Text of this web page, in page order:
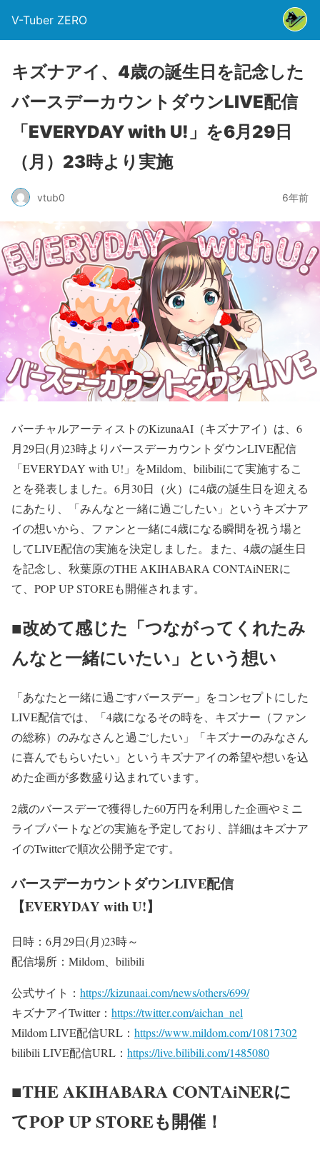
V-Tuber ZERO
キズナアイ、4歳の誕生日を記念した
バースデーカウントダウンLIVE配信
「EVERYDAY with U!」を6月29日
（月）23時より実施
vtub0 6年前
バーチャルアーティストのKizunaAI（キズナアイ）は、6
月29日(月)23時よりバースデーカウントダウンLIVE配信
「EVERYDAY with U!」をMildom、bilibiliにて実施するこ
とを発表しました。6月30日（火）に4歳の誕生日を迎える
にあたり、「みんなと一緒に過ごしたい」というキズナア
イの想いから、ファンと一緒に4歳になる瞬間を祝う場と
してLIVE配信の実施を決定しました。また、4歳の誕生日
を記念し、秋葉原のTHE AKIHABARA CONTAiNERに
て、POP UP STOREも開催されます。
■改めて感じた「つながってくれたみ
んなと一緒にいたい」という想い
「あなたと一緒に過ごすバースデー」をコンセプトにした
LIVE配信では、「4歳になるその時を、キズナー（ファン
の総称）のみなさんと過ごしたい」「キズナーのみなさん
に喜んでもらいたい」というキズナアイの希望や想いを込
めた企画が多数盛り込まれています。
2歳のバースデーで獲得した60万円を利用した企画やミニ
ライブパートなどの実施を予定しており、詳細はキズナア
イのTwitterで順次公開予定です。
バースデーカウントダウンLIVE配信
【EVERYDAY with U!】
日時：6月29日(月)23時～
配信場所：Mildom、bilibili
公式サイト： https://kizunaai.com/news/others/699/
キズナアイTwitter： https://twitter.com/aichan_nel
Mildom LIVE配信URL： https://www.mildom.com/10817302
bilibili LIVE配信URL： https://live.bilibili.com/1485080
■THE AKIHABARA CONTAiNERに
てPOP UP STOREも開催！